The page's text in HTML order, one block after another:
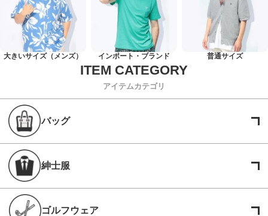
大きいサイズ（メンズ） インポート・ブランド 普通サイズ
アイテムカテゴリ
バッグ
紳士服
ゴルフウェア